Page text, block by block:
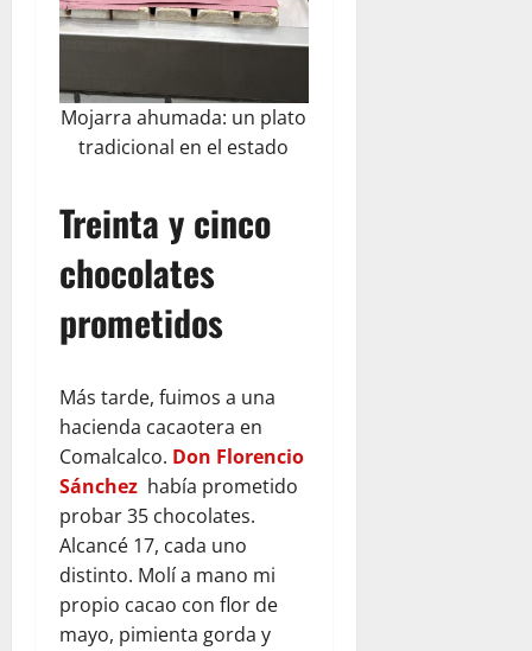
Mojarra ahumada: un plato
tradicional en el estado
Treinta y cinco
chocolates
prometidos
Más tarde, fuimos a una
hacienda cacaotera en
Comalcalco. Don Florencio
Sánchez había prometido
probar 35 chocolates.
Alcancé 17, cada uno
distinto. Molí a mano mi
propio cacao con flor de
mayo, pimienta gorda y